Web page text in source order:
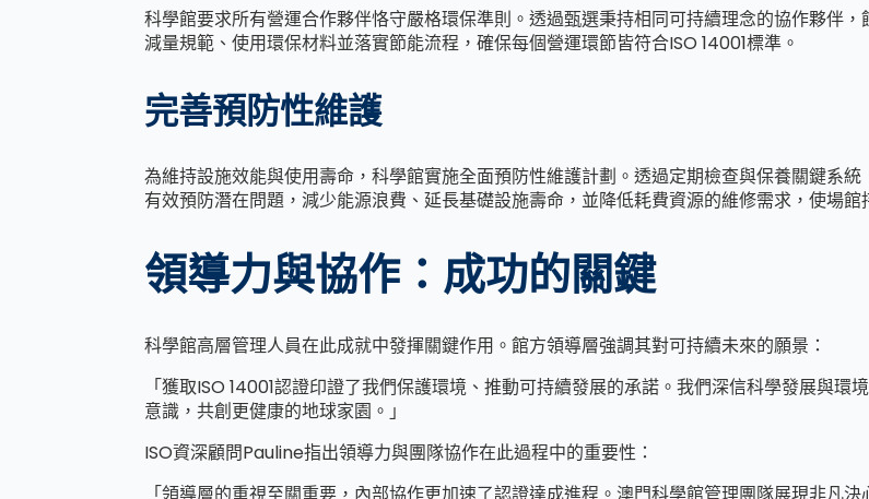
科學館要求所有營運合作夥伴恪守嚴格環保準則。透過甄選秉持相同可持續理念的協作夥伴
減量規範、使用環保材料並落實節能流程，確保每個營運環節皆符合ISO 14001標準。
完善預防性維護
為維持設施效能與使用壽命，科學館實施全面預防性維護計劃。透過定期檢查與保養關鍵系
有效預防潛在問題，減少能源浪費、延長基礎設施壽命，並降低耗費資源的維修需求，使場
領導力與協作：成功的關鍵
科學館高層管理人員在此成就中發揮關鍵作用。館方領導層強調其對可持續未來的願景：
「獲取ISO 14001認證印證了我們保護環境、推動可持續發展的承諾。我們深信科學發展與
意識，共創更健康的地球家園。」
ISO資深顧問Pauline指出領導力與團隊協作在此過程中的重要性：
「領導層的重視至關重要，內部協作更加速了認證達成進程。澳門科學館管理團隊展現非凡